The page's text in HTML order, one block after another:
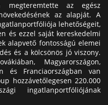
megteremtette az egész
az alapját. A
lehetőségeit,
és ezzel saját kereskedelmi
alapvető fontosságú elemei
és a kölcsönös jó viszony.
Magyarországon,
és Franciaországban van
hozzávetőlegesen 220.000
ingatlanportfóliójának